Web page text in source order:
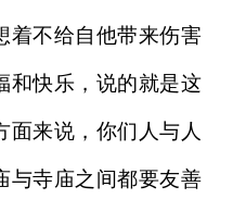
着不给自他带来伤害
和快乐，说的就是这
面来说，你们人与人
与寺庙之间都要友善